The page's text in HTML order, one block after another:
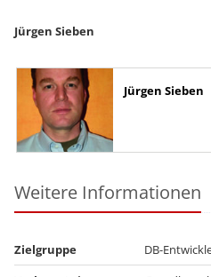
Jürgen Sieben
Jürgen Sieben
Weitere Informationen
Zielgruppe
DB-